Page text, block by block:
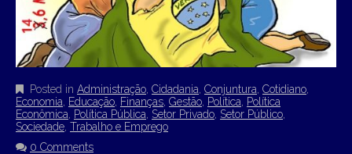
Posted in Administração Cidadania Conjuntura Cotidiano
Economia
Educação Finanças Gestão Política
Política
Econômica
Política Pública Setor Privado Setor Público
Sociedade Trabalho e Emprego
0 Comments